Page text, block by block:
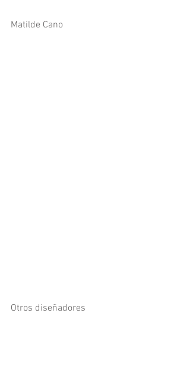
Matilde Cano
Otros diseñadores